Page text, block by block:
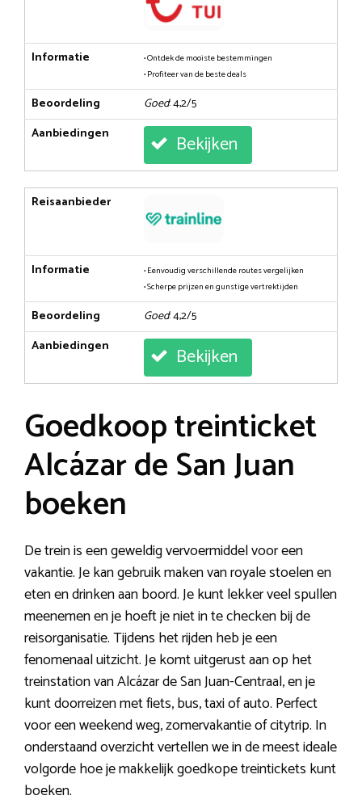
Informatie
• Ontdek de mooiste bestemmingen
• Profiteer van de beste deals
Beoordeling Goed: 4,2/5
Aanbiedingen
Bekijken
Reisaanbieder
Informatie
• Eenvoudig verschillende routes vergelijken
• Scherpe prijzen en gunstige vertrektijden
Beoordeling Goed: 4,2/5
Aanbiedingen
Bekijken
Goedkoop treinticket
Alcázar de San Juan
boeken
De trein is een geweldig vervoermiddel voor een
vakantie. Je kan gebruik maken van royale stoelen en
eten en drinken aan boord. Je kunt lekker veel spullen
meenemen en je hoeft je niet in te checken bij de
reisorganisatie. Tijdens het rijden heb je een
fenomenaal uitzicht. Je komt uitgerust aan op het
treinstation van Alcázar de San Juan-Centraal, en je
kunt doorreizen met fiets, bus, taxi of auto. Perfect
voor een weekend weg, zomervakantie of citytrip. In
onderstaand overzicht vertellen we in de meest ideale
volgorde hoe je makkelijk goedkope treintickets kunt
boeken.